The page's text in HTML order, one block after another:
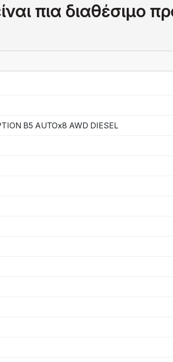
πια διαθέσιμο
B5 AUTOx8 AWD DIESEL